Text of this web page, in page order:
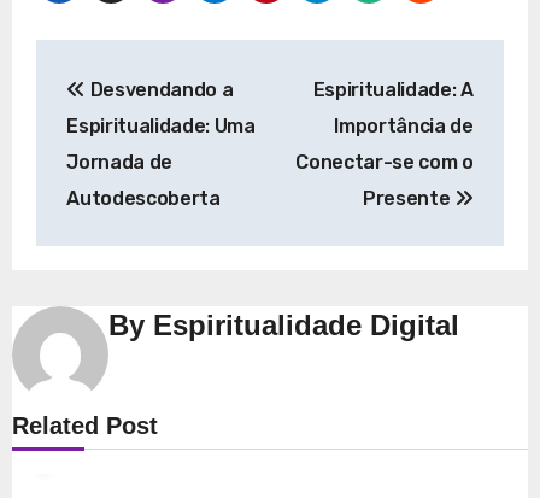
de
Post
Desvendando a
Espiritualidade: Uma
Jornada de
Autodescoberta
Espiritualidade: A
Importância de
Conectar-se com o
Presente
By Espiritualidade Digital
Related Post
Espiritualidade
Explorando a Espiritualidade: Conexão e